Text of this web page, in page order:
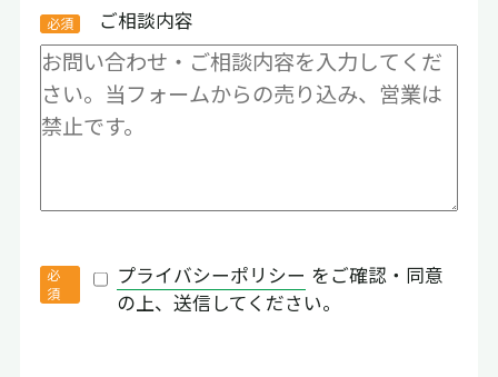
ご相談内容
プライバシーポリシー をご確認・同意
の上、送信してください。